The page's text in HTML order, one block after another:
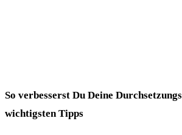
So verbesserst Du Deine
wichtigsten Tipps